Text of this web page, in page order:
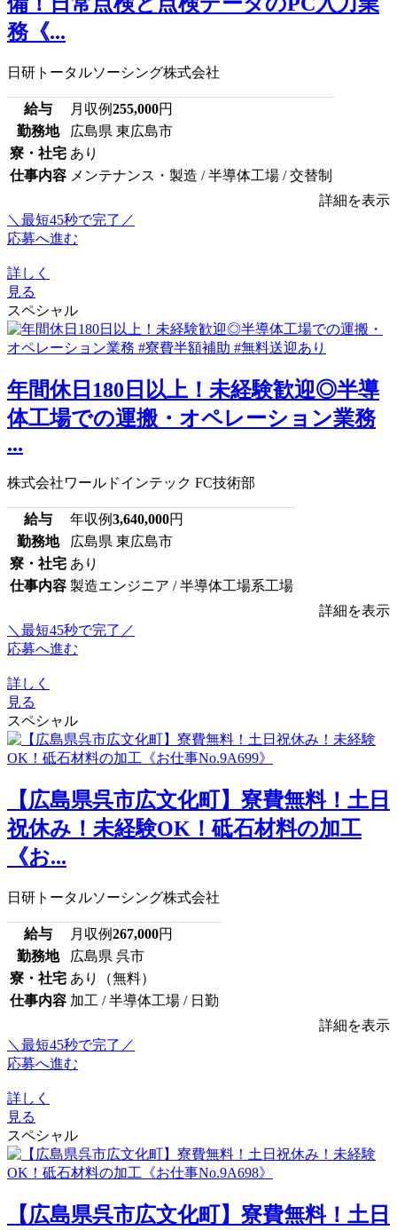
務《...
日研トータルソーシング株式会社
給与 月収例255,000円
勤務地
広島県 東広島市
寮・社宅 あり
仕事内容 メンテナンス・製造 / 半導体工場 / 交替制
詳細を表示
＼最短45秒で完了／
応募へ進む
詳しく
見る
スペシャル
年間休日180日以上！未経験歓迎◎半導
体工場での運搬・オペレーション業務
...
株式会社ワールドインテック FC技術部
給与 年収例3,640,000円
勤務地
広島県 東広島市
寮・社宅 あり
仕事内容 製造エンジニア / 半導体工場系工場
詳細を表示
＼最短45秒で完了／
応募へ進む
詳しく
見る
スペシャル
【広島県呉市広文化町】寮費無料！土日
祝休み！未経験OK！砥石材料の加工
《お...
日研トータルソーシング株式会社
給与 月収例267,000円
勤務地
広島県 呉市
寮・社宅 あり（無料）
仕事内容 加工 / 半導体工場 / 日勤
詳細を表示
＼最短45秒で完了／
応募へ進む
詳しく
見る
スペシャル
【広島県呉市広文化町】寮費無料！土日